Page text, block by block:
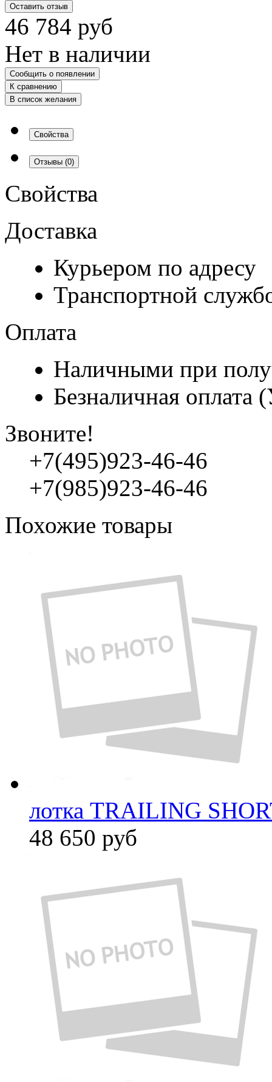
Оставить отзыв
46 784 руб
Нет в наличии
Сообщить о появлении
К сравнению
В список желания
Свойства
Отзывы (0)
Свойства
Доставка
Курьером по адресу
Транспортной
Оплата
Наличными при
Безналичная
Звоните!
+7(495)923-46-46
+7(985)923-46-46
Похожие товары
лотка TRAILING
48 650 руб